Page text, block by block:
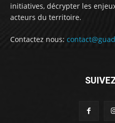
initiatives, décrypter les
acteurs du territoire.
Contactez nous: